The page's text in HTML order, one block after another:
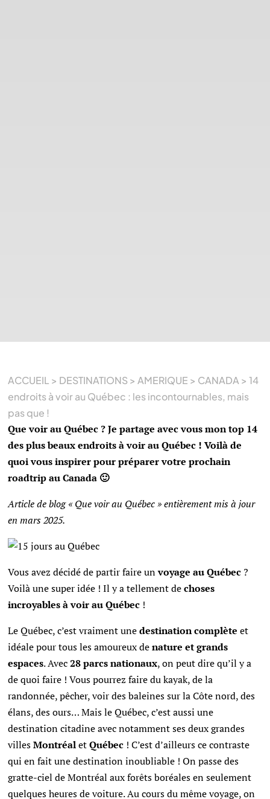
ACCUEIL > DESTINATIONS>AMERIQUE > CANADA >14
endroits à voir au Québec : les incontournables, mais
pas que !
Que voir au Québec ? Je partage avec vous mon top 14
des plus beaux endroits à voir au Québec ! Voilà de
quoi vous inspirer pour préparer votre prochain
roadtrip au Canada 🙂
Article de blog « Que voir au Québec » entièrement mis à jour
en mars 2025.
Vous avez décidé de partir faire unvoyage au Québec ?
Voilà une super idée ! Il y a tellement dechoses
incroyables à voir au Québec !
Le Québec, c’est vraiment unedestination complète et
idéale pour tous les amoureux denature et grands
espaces. Avec28 parcs nationaux, on peut dire qu’il y a
de quoi faire ! Vous pourrez faire du kayak, de la
randonnée, pêcher, voir des baleines sur la Côte nord, des
élans, des ours… Mais le Québec, c’est aussi une
destination citadine avec notamment ses deux grandes
villesMontréaletQuébec ! C’est d’ailleurs ce contraste
qui en fait une destination inoubliable ! On passe des
gratte-ciel de Montréal aux forêts boréales en seulement
quelques heures de voiture. Au cours du même voyage, on